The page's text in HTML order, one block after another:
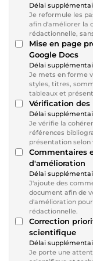
Délai
Je reformule les
afin d'améliorer la
rédactionnelle,
Mise en page
Google Docs
Délai
Je mets en forme
styles, titres,
tableaux et
Vérification
Délai
Je vérifie la
références
présentation selon
Commentaires
d'amélioration
Délai
J'ajoute des
document afin de
d'amélioration
rédactionnelle.
Correction
scientifique
Délai
Je porte une